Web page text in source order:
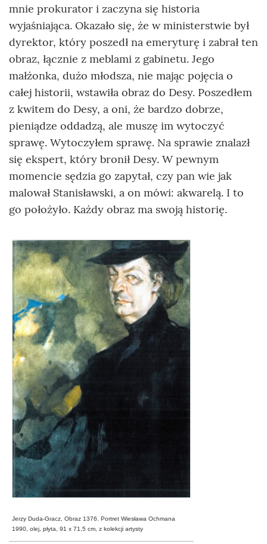
mnie prokurator i zaczyna się historia
wyjaśniająca. Okazało się, że w ministerstwie był
dyrektor, który poszedł na emeryturę i zabrał ten
obraz, łącznie z meblami z gabinetu. Jego
małżonka, dużo młodsza, nie mając pojęcia o
całej historii, wstawiła obraz do Desy. Poszedłem
z kwitem do Desy, a oni, że bardzo dobrze,
pieniądze oddadzą, ale muszę im wytoczyć
sprawę. Wytoczyłem sprawę. Na sprawie znalazł
się ekspert, który bronił Desy. W pewnym
momencie sędzia go zapytał, czy pan wie jak
malował Stanisławski, a on mówi: akwarelą. I to
go położyło. Każdy obraz ma swoją historię.
Jerzy Duda-Gracz, Obraz 1376. Portret Wiesława Ochmana
1990, olej, płyta, 91 x 71,5 cm, z kolekcji artysty